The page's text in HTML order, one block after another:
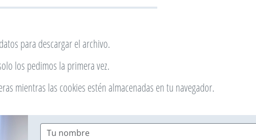
para descargar el archivo.
los pedimos la primera vez.
mientras las cookies estén almacenadas en tu navegador.